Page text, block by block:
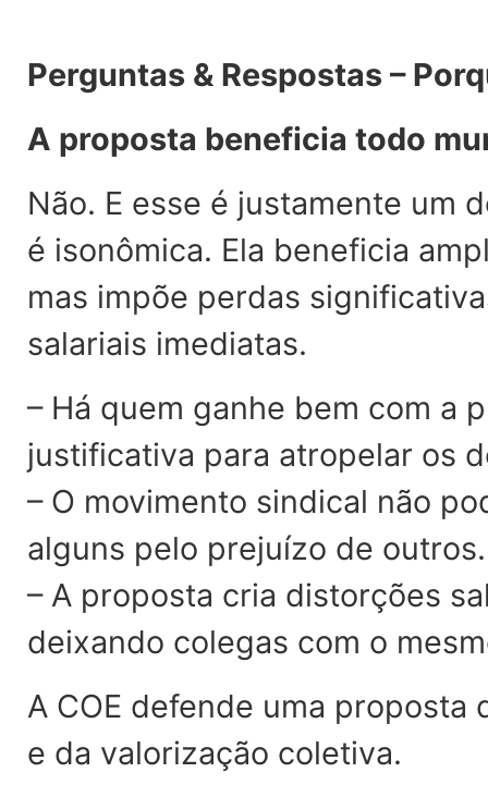
Perguntas & Respostas –
A proposta beneficia todo
Não. E esse é justamente um
é isonômica. Ela beneficia
mas impõe perdas
salariais imediatas.
– Há quem ganhe bem com a
justificativa para atropelar os
– O movimento sindical não
alguns pelo prejuízo de outros.
– A proposta cria distorções
deixando colegas com o
A COE defende uma proposta
e da valorização coletiva.